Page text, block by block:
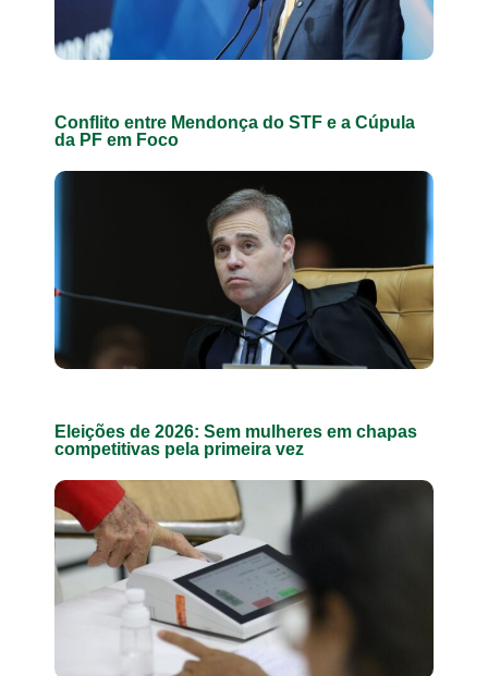
Conflito entre Mendonça do STF e a Cúpula
da PF em Foco
Eleições de 2026: Sem mulheres em chapas
competitivas pela primeira vez